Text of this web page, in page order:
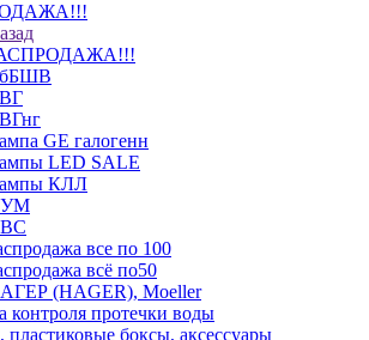
GE галогенн
LED SALE
КЛЛ
все по 100
всё по50
(HAGER), Moeller
контроля протечки воды
боксы, аксессуары